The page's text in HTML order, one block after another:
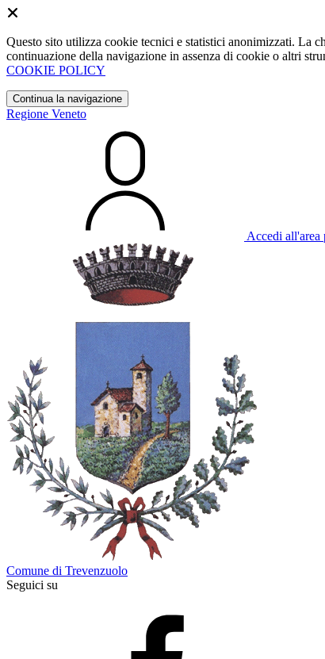
Questo sito utilizza cookie tecnici e statistici anonimizzati. La
continuazione della navigazione in assenza di cookie o altri
COOKIE POLICY
Continua la navigazione
Regione Veneto
Accedi all'area
Comune di Trevenzuolo
Seguici su